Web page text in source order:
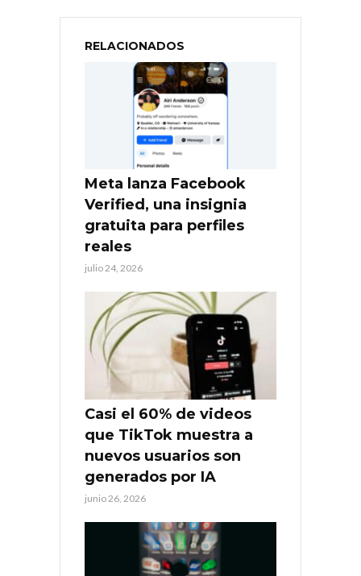
RELACIONADOS
Meta lanza Facebook
Verified, una insignia
gratuita para perfiles
reales
julio 24, 2026
Casi el 60% de videos
que TikTok muestra a
nuevos usuarios son
generados por IA
junio 26, 2026